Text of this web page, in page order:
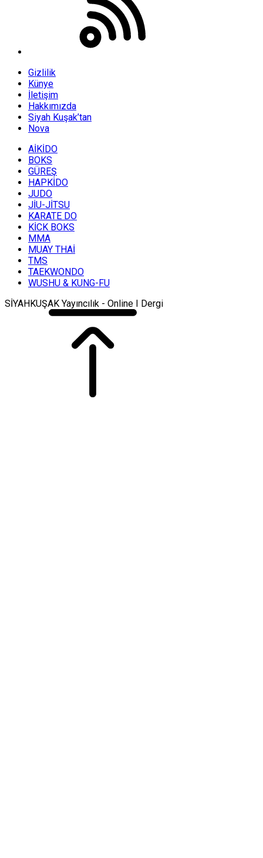
Gizlilik
Künye
İletişim
Hakkımızda
Siyah Kuşak’tan
Nova
AİKİDO
BOKS
GÜREŞ
HAPKİDO
JUDO
JİU-JİTSU
KARATE DO
KİCK BOKS
MMA
MUAY THAİ
TMS
TAEKWONDO
WUSHU & KUNG-FU
SİYAHKUŞAK Yayıncılık - Online I Dergi